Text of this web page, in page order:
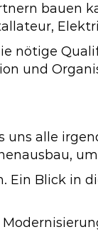
bauen
nötige
und
alle
Ein Blick in